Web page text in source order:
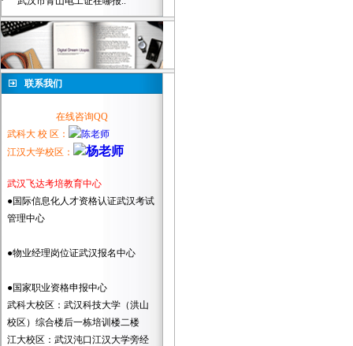
联系我们
在线咨询QQ
武科大 校 区：
江汉大学校区：
武汉飞达考培教育中心
●国际信息化人才资格认证武汉考试
管理中心
●物业经理岗位证武汉报名中心
●国家职业资格申报中心
武科大校区：武汉科技大学（洪山
校区）综合楼后一栋培训楼二楼
江大校区：武汉沌口江汉大学旁经